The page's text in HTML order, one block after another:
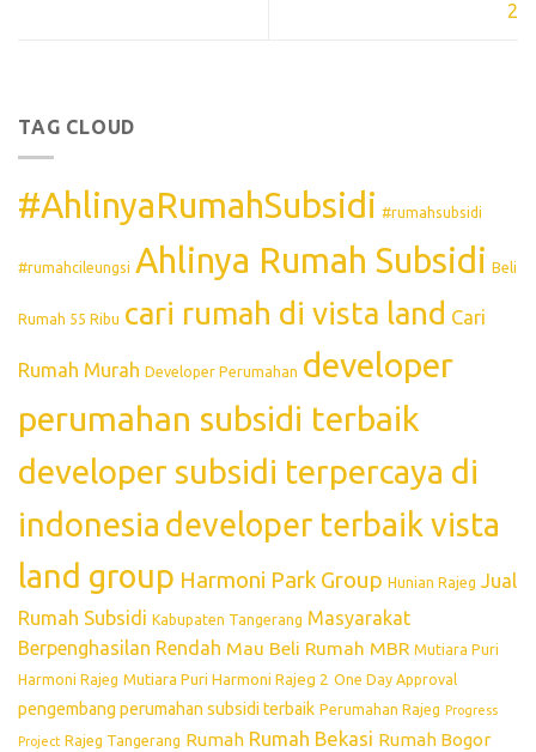
2
TAG CLOUD
#AhlinyaRumahSubsidi #rumahsubsidi
#rumahcileungsi Ahlinya Rumah Subsidi Beli
Rumah 55 Ribu cari rumah di vista land Cari
Rumah Murah Developer Perumahan developer
perumahan subsidi terbaik
developer subsidi terpercaya di
indonesia developer terbaik vista
land group Harmoni Park Group Hunian Rajeg Jual
Rumah Subsidi Kabupaten Tangerang Masyarakat
Berpenghasilan Rendah Mau Beli Rumah MBR Mutiara Puri
Harmoni Rajeg Mutiara Puri Harmoni Rajeg 2 One Day Approval
pengembang perumahan subsidi terbaik Perumahan Rajeg Progress
Project Rajeg Tangerang Rumah Rumah Bekasi Rumah Bogor